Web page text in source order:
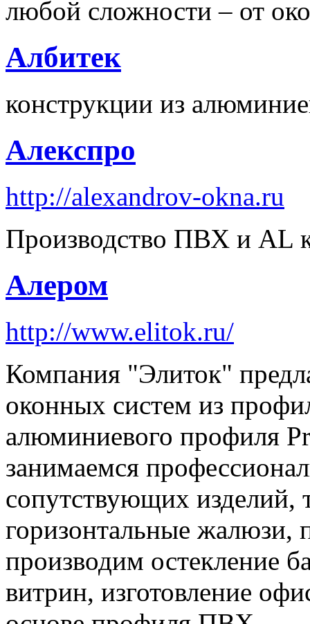
любой сложности – от
Албитек
конcтрукции из
Алекспро
http://alexandrov-okna.ru
Производство ПВХ и AL
Алером
http://www.elitok.ru/
Компания "Элиток"
оконных систем из
алюминиевого профиля
занимаемся
сопутствующих изделий,
горизонтальные жалюзи,
производим остекление
витрин, изготовление